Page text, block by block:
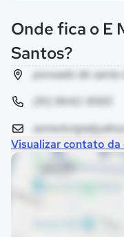
Onde fica o E
Santos?
povoado de santa
(91) 9642-9565
Visualizar contato da